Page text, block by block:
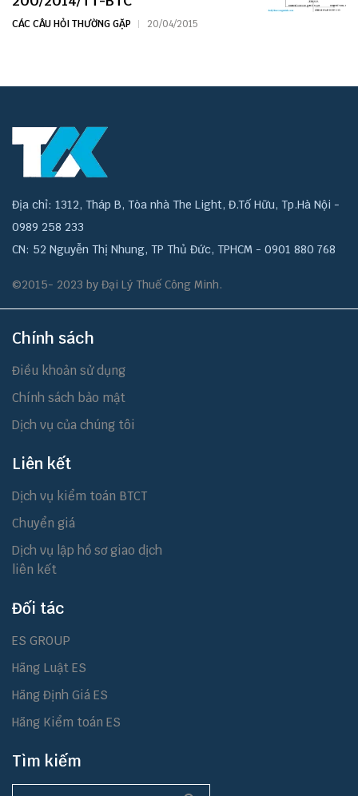
CÁC CÂU HỎI THƯỜNG GẶP 20/04/2015
Địa chỉ: 1312, Tháp B, Tòa nhà The Light, Đ.Tố Hữu, Tp.Hà Nội -
0989 258 233
CN: 52 Nguyễn Thị Nhung, TP Thủ Đức, TPHCM - 0901 880 768
©2015- 2023 by Đại Lý Thuế Công Minh.
Chính sách
Điều khoản sử dụng
Chính sách bảo mật
Dịch vụ của chúng tôi
Liên kết
Dịch vụ kiểm toán BTCT
Chuyển giá
Dịch vụ lập hồ sơ giao dịch
liên kết
Đối tác
ES GROUP
Hãng Luật ES
Hãng Định Giá ES
Hãng Kiểm toán ES
Tìm kiếm